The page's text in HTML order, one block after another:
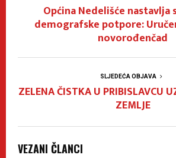
Općina Nedelišće nastavlja
demografske potpore:
novorođenčad
SLJEDEĆA OBJAVA
ZELENA ČISTKA U PRIBISLAVCU
ZEMLJE
VEZANI ČLANCI